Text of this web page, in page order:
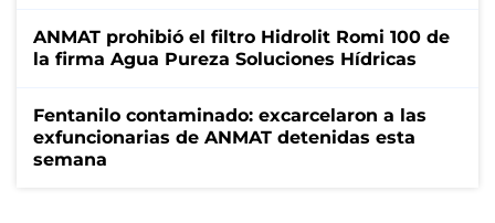
ANMAT prohibió el filtro Hidrolit Romi 100 de
la firma Agua Pureza Soluciones Hídricas
Fentanilo contaminado: excarcelaron a las
exfuncionarias de ANMAT detenidas esta
semana